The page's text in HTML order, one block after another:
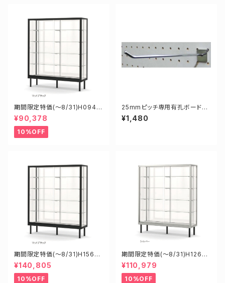
期間限定特価(～8/31)H0945
2B W900D450H1200mm 新
型業務用ガラスケース ショーケ
ース
¥90,378
10%OFF
25mmピッチ専用有孔ボードフ
ック 200mm 10本セット
¥1,480
期間限定特価(～8/31)H15602
B W1500D600H1200mm 新
型業務用ガラスケース ショーケ
ース
¥140,805
10%OFF
期間限定特価(～8/31)H12602
S W1200D600H1200mm 新
型業務用ガラスケース ショーケ
ース
¥110,979
10%OFF